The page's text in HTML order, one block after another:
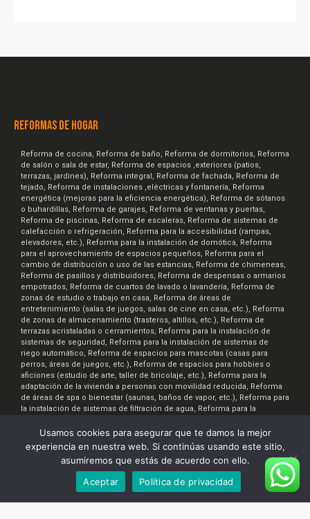
REFORMAS DE HOGAR
Reforma de cocina, Reforma de baño, Reforma de dormitorios, Reforma
de salón o sala de estar, Reforma de espacios ,exteriores (patios,
terrazas, jardines), Reforma integral, Reforma de fachada, Reforma de
tejado, Reforma de instalaciones ,eléctricas y fontanería, Reforma
energética (mejoras para la eficiencia energética), Reforma de sótanos
o buhardillas, Reforma de garajes, Reforma de ventanas y puertas,
Reforma de piscinas, Reforma de escaleras, Reforma de sistemas de
calefacción o refrigeración, Reforma para la accesibilidad (rampas,
elevadores, etc.), Reforma para la instalación de domótica, Reforma
para el aprovechamiento de espacios pequeños, Reforma para el
cambio de distribución o uso de las estancias, Reforma de chimeneas,
Reforma de pasillos y distribuidores, Reforma de despensas o armarios
empotrados, Reforma de cuartos de lavado o lavandería, Reforma de
zonas de estudio o trabajo en casa, Reforma de áreas de
entretenimiento (salas de juegos, salas de cine en casa, etc.), Reforma
de zonas de almacenamiento (trasteros, altillos, etc.), Reforma de
terrazas acristaladas o cerramientos, Reforma para la instalación de
sistemas de seguridad, Reforma para la instalación de sistemas de
riego automático, Reforma de espacios para mascotas (casas para
perros, áreas de juegos, etc.), Reforma de espacios para hobbies o
aficiones (estudio de arte, taller de bricolaje, etc.), Reforma para la
adaptación de la vivienda a personas con movilidad reducida, Reforma
de áreas de spa o bienestar (saunas, baños de vapor, etc.), Reforma para
la instalación de sistemas de filtración de agua, Reforma para la
para la creación de espacios de almacenamiento de bicicletas o
motocicletas, Reforma para la instalación de sistemas de iluminación
inteligente, Reforma de áreas de comedor al aire libre, Reforma para la
creación de áreas de jardinería o huertos urbanos
Usamos cookies para asegurar que te damos la mejor
experiencia en nuestra web. Si continúas usando este sitio,
asumiremos que estás de acuerdo con ello.
Aceptar
Política de privacidad